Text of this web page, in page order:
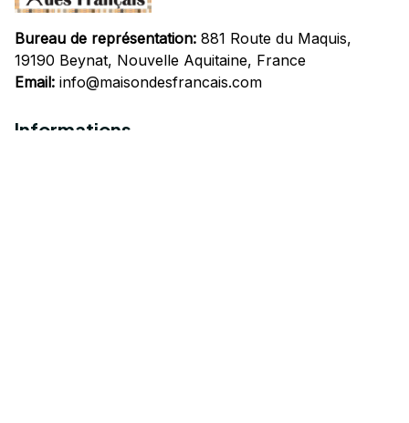
Bureau de représentation: 881 Route du Maquis,
19190 Beynat, Nouvelle Aquitaine, France
Email: info@maisondesfrancais.com
Informations